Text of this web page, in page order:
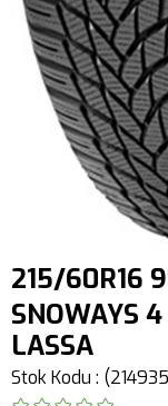
215/60R16
SNOWAYS
LASSA
Stok Kodu